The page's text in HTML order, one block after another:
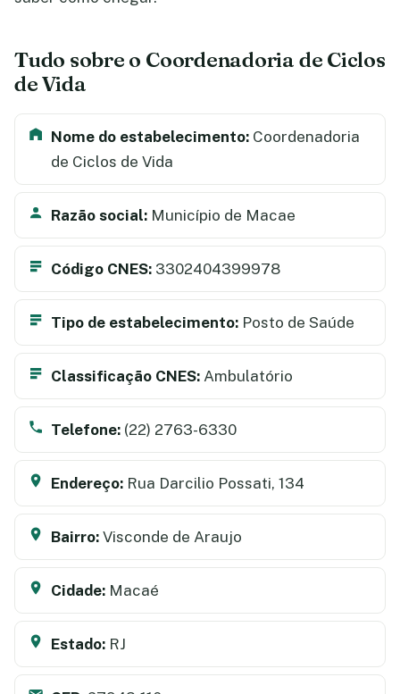
Tudo sobre o Coordenadoria de Ciclos
de Vida
Nome do estabelecimento: Coordenadoria
de Ciclos de Vida
Razão social: Município de Macae
Código CNES: 3302404399978
Tipo de estabelecimento: Posto de Saúde
Classificação CNES: Ambulatório
Telefone: (22) 2763-6330
Endereço: Rua Darcilio Possati, 134
Bairro: Visconde de Araujo
Cidade: Macaé
Estado: RJ